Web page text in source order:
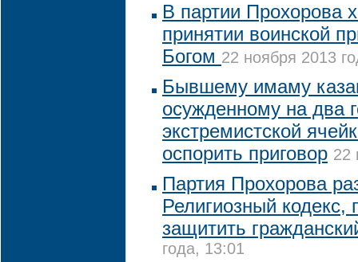
В партии Прохорова
принятии воинской
Богом 22 ноября 2013
Бывшему имаму
осужденному на два
экстремистской
оспорить приговор 22
Партия Прохорова
Религиозный кодекс,
защитить
года, 13:01